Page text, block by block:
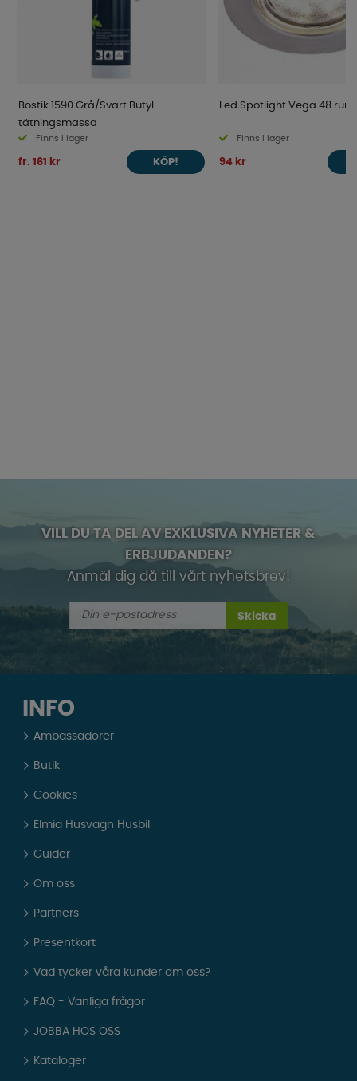
Bostik 1590 Grå/Svart Butyl
tätningsmassa
Finns i lager
fr. 161 kr KÖP!
Led Spotlight Vega 48 rund
Finns i lager
94 kr
VILL DU TA DEL AV EXKLUSIVA NYHETER &
ERBJUDANDEN?
Anmäl dig då till vårt nyhetsbrev!
Skicka
INFO
Ambassadörer
Butik
Cookies
Elmia Husvagn Husbil
Guider
Om oss
Partners
Presentkort
Vad tycker våra kunder om oss?
FAQ - Vanliga frågor
JOBBA HOS OSS
Kataloger